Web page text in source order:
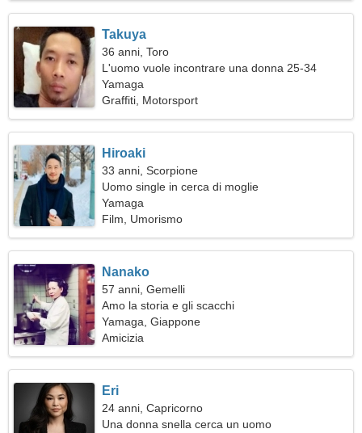
Takuya
36 anni, Toro
L'uomo vuole incontrare una donna 25-34
Yamaga
Graffiti, Motorsport
Hiroaki
33 anni, Scorpione
Uomo single in cerca di moglie
Yamaga
Film, Umorismo
Nanako
57 anni, Gemelli
Amo la storia e gli scacchi
Yamaga, Giappone
Amicizia
Eri
24 anni, Capricorno
Una donna snella cerca un uomo